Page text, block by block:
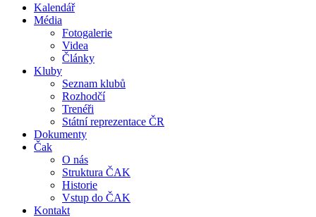
Kalendář
Média
Fotogalerie
Videa
Články
Kluby
Seznam klubů
Rozhodčí
Trenéři
Státní reprezentace ČR
Dokumenty
Čak
O nás
Struktura ČAK
Historie
Vstup do ČAK
Kontakt